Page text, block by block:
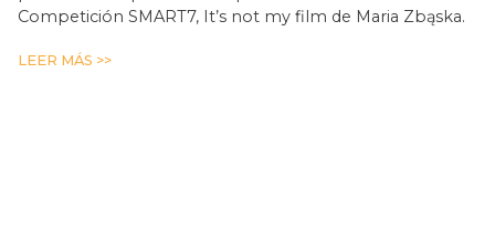
Competición SMART7, It’s not my film de Maria Zbąska.
LEER MÁS >>